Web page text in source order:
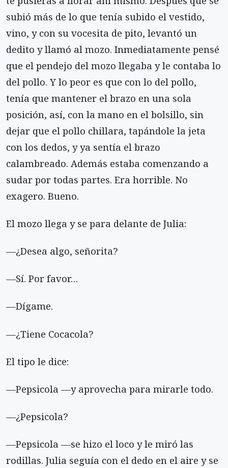
subió más de lo que tenía subido el vestido,
vino, y con su vocesita de pito, levantó un
dedito y llamó al mozo. Inmediatamente pensé
que el pendejo del mozo llegaba y le contaba lo
del pollo. Y lo peor es que con lo del pollo,
tenía que mantener el brazo en una sola
posición, así, con la mano en el bolsillo, sin
dejar que el pollo chillara, tapándole la jeta
con los dedos, y ya sentía el brazo
calambreado. Además estaba comenzando a
sudar por todas partes. Era horrible. No
exagero. Bueno.
El mozo llega y se para delante de Julia:
—¿Desea algo, señorita?
—Sí. Por favor…
—Dígame.
—¿Tiene Cocacola?
El tipo le dice:
—Pepsicola —y aprovecha para mirarle todo.
—¿Pepsicola?
—Pepsicola —se hizo el loco y le miró las
rodillas. Julia seguía con el dedo en el aire y se